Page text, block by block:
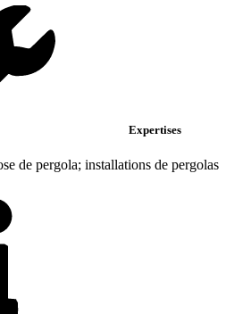
Expertises
de pergola; installations de pergolas